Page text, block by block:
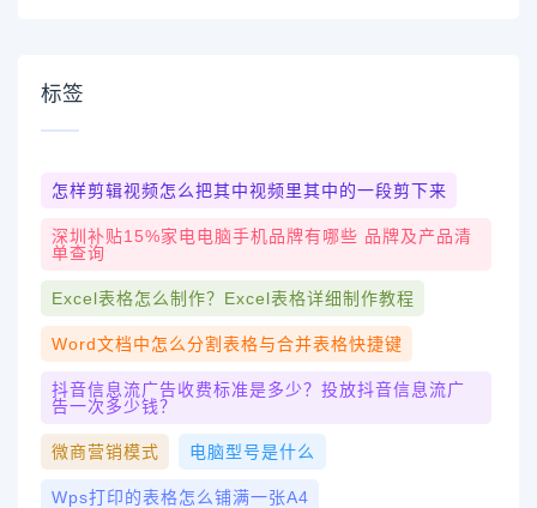
标签
怎样剪辑视频怎么把其中视频里其中的一段剪下来
深圳补贴15%家电电脑手机品牌有哪些 品牌及产品清
单查询
Excel表格怎么制作？Excel表格详细制作教程
Word文档中怎么分割表格与合并表格快捷键
抖音信息流广告收费标准是多少？投放抖音信息流广
告一次多少钱？
微商营销模式 电脑型号是什么
Wps打印的表格怎么铺满一张a4